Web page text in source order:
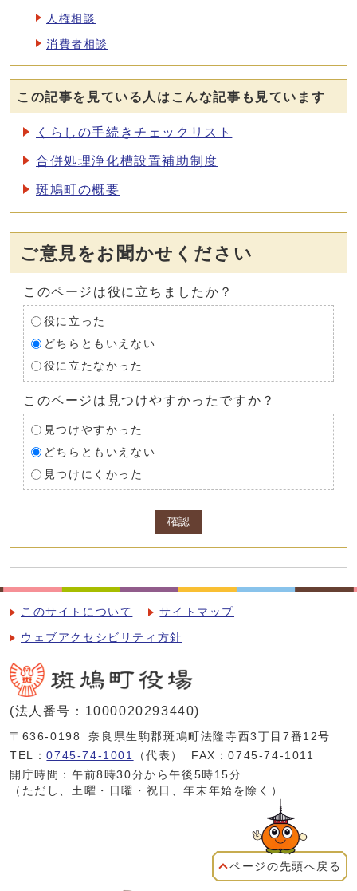
人権相談
消費者相談
この記事を見ている人はこんな記事も見ています
くらしの手続きチェックリスト
合併処理浄化槽設置補助制度
斑鳩町の概要
ご意見をお聞かせください
このページは役に立ちましたか？
役に立った
どちらともいえない
役に立たなかった
このページは見つけやすかったですか？
見つけやすかった
どちらともいえない
見つけにくかった
確認
このサイトについて サイトマップ
ウェブアクセシビリティ方針
(法人番号：1000020293440)
〒636-0198
奈良県生駒郡斑鳩町法隆寺西3丁目7番12号
TEL：0745-74-1001 （代表）
FAX：0745-74-1011
開庁時間：午前8時30分から午後5時15分
（ただし、土曜・日曜・祝日、年末年始を除く）
ページの先頭へ戻る